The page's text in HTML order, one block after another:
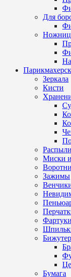
Для
Зеркала
Кисти
Миски
Зажимы
Фартуки
Бумага